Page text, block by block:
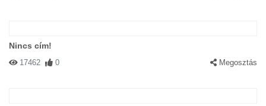
Nincs cím!
17462 0 Megosztás